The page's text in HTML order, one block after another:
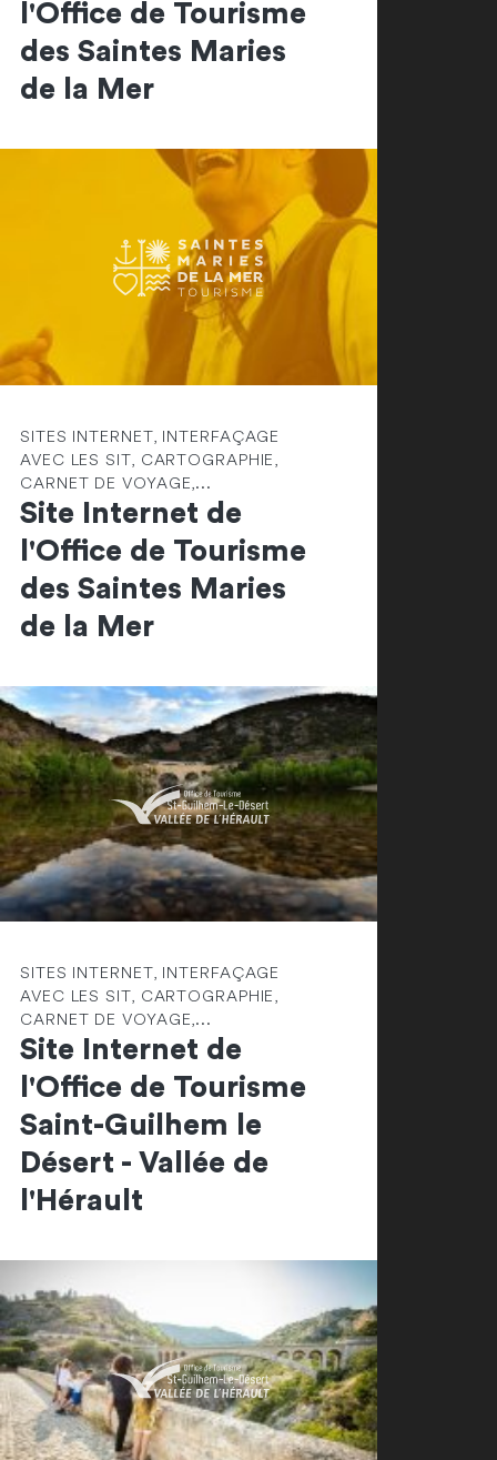
l'Office de Tourisme
des Saintes Maries
de la Mer
SITES INTERNET, INTERFAÇAGE
AVEC LES SIT, CARTOGRAPHIE,
CARNET DE VOYAGE,...
Site Internet de
l'Office de Tourisme
des Saintes Maries
de la Mer
SITES INTERNET, INTERFAÇAGE
AVEC LES SIT, CARTOGRAPHIE,
CARNET DE VOYAGE,...
Site Internet de
l'Office de Tourisme
Saint-Guilhem le
Désert - Vallée de
l'Hérault